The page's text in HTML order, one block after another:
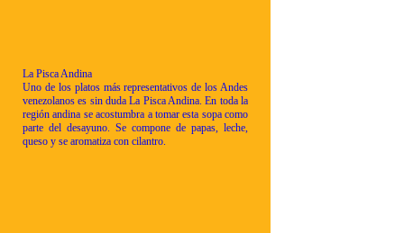
La Pisca Andina
Uno de los platos más representativos de los Andes
venezolanos es sin duda La Pisca Andina. En toda la
región andina se acostumbra a tomar esta sopa como
parte del desayuno. Se compone de papas, leche,
queso y se aromatiza con cilantro.